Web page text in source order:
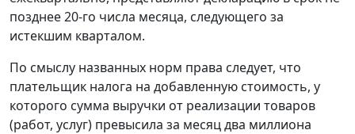
позднее 20-го числа месяца, следующего за
истекшим кварталом.
По смыслу названных норм права следует, что
плательщик налога на добавленную стоимость, у
которого сумма выручки от реализации товаров
(работ, услуг) превысила за месяц два миллиона